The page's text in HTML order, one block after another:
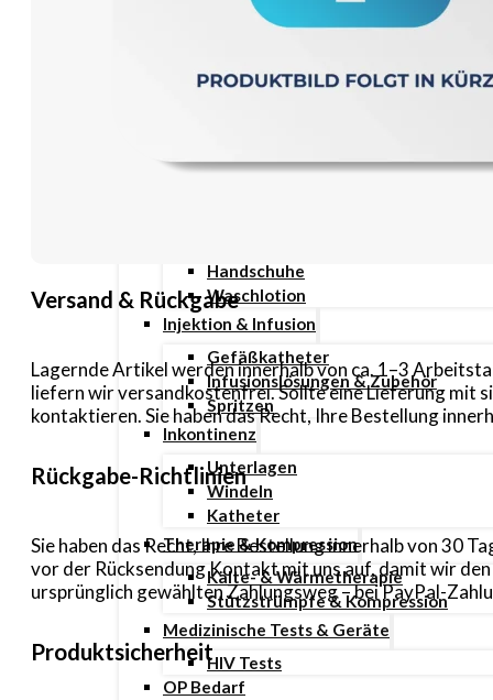
Stechhilfen
Ernährung & Trinkhilfen
Hygiene & Pflege
Handschuhe
Waschlotion
Injektion & Infusion
Gefäßkatheter
Infusionslösungen & Zubehör
Spritzen
Inkontinenz
Unterlagen
Windeln
Katheter
Therapie & Kompression
Kälte- & Wärmetherapie
Stützstrümpfe & Kompression
Medizinische Tests & Geräte
HIV Tests
OP Bedarf
Versand & Rückgabe
Lagernde Artikel werden innerhalb von ca. 1–3
liefern wir versandkostenfrei. Sollte eine Lieferung mit
kontaktieren. Sie haben das Recht, Ihre Bestellung
Rückgabe-Richtlinien
Sie haben das Recht, Ihre Bestellung innerhalb von 30
vor der Rücksendung Kontakt mit uns auf, damit wir
ursprünglich gewählten Zahlungsweg – bei PayPal-
Produktsicherheit